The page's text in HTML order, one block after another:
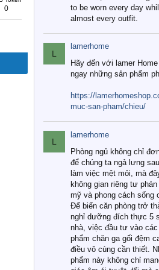
0
to be worn every day
almost every outfit.
L
lamerhome
Hãy đến với lamer
ngay những sản phẩm
https://
muc-san-pham/chieu/
L
lamerhome
Phòng ngủ không chỉ
để chúng ta ngả lưng
làm việc mệt mỏi, mà
không gian riêng tư
mỹ và phong cách sống
Để biến căn phòng trở
nghỉ dưỡng đích thực 5
nhà, việc đầu tư vào
phẩm chăn ga gối đệm
điều vô cùng cần thiết.
phẩm này không chỉ